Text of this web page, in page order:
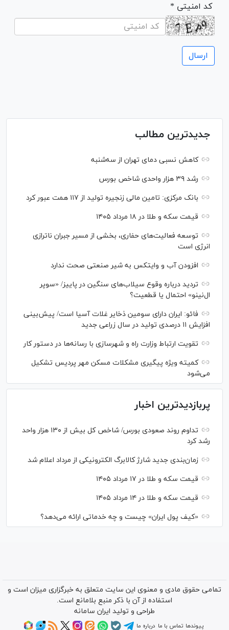
* کد امنیتی
جدیدترین مطالب
کاهش نسبی دمای تهران از سه‌شنبه
رشد ۳۹ هزار واحدی شاخص بورس
بانک مرکزی: تامین مالی زنجیره تولید از ۱۱۷ همت عبور کرد
قیمت سکه و طلا در ۱۸ مرداد ۱۴۰۵
توسعه فعالیت‌های حفاری، بخشی از مسیر جبران ناترازی
انرژی است
افزودن آب و وایتکس به شیر صنعتی صحت ندارد
تردید درباره وقوع سیلاب‌های سنگین در پاییز/ «سوپر
ال‌نینو» احتمال یا قطعیت؟
فائو: ایران دارای سومین ذخایر غلات آسیا است/ پیش‌بینی
افزایش ۱۱ درصدی تولید در سال زراعی جدید
تقویت ارتباط وزارت راه و شهرسازی با رسانه‌ها در دستور کار
کمیته ویژه پیگیری مشکلات مسکن مهر پردیس تشکیل
می‌شود
پربازدیدترین اخبار
تداوم روند صعودی بورس/ شاخص کل بیش از ۱۳۰ هزار واحد
رشد کرد
زمان‌بندی جدید شارژ کالابرگ الکترونیکی از مرداد اعلام شد
قیمت سکه و طلا در ۱۷ مرداد ۱۴۰۵
قیمت سکه و طلا در ۱۴ مرداد ۱۴۰۵
«کیف پول ایران» چیست و چه خدماتی ارائه می‌دهد؟
تمامی حقوق مادی و معنوی این سایت متعلق به خبرگزاری میزان است و
استفاده از آن با ذکر منبع بلامانع است.
طراحی و تولید ایران سامانه
پیوندها تماس با ما درباره ما